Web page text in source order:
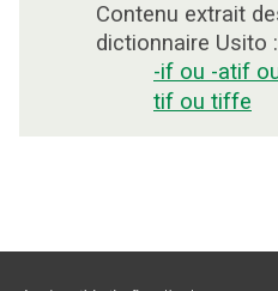
Contenu extrait
dictionnaire Usito :
-if ou -atif
tif ou tiffe